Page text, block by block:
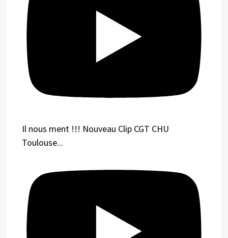
Il nous ment !!! Nouveau Clip CGT CHU
Toulouse...